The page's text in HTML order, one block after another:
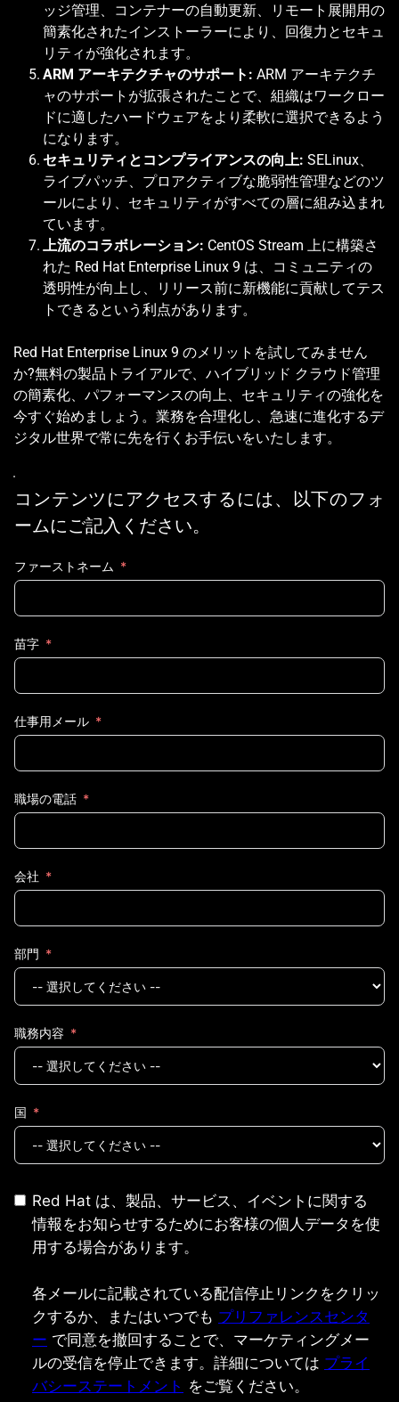
ッジ管理、コンテナーの自動更新、リモート展開用の
簡素化されたインストーラーにより、回復力とセキュ
リティが強化されます。
ARM アーキテクチャのサポート: ARM アーキテクチ
ャのサポートが拡張されたことで、組織はワークロー
ドに適したハードウェアをより柔軟に選択できるよう
になります。
セキュリティとコンプライアンスの向上: SELinux、
ライブパッチ、プロアクティブな脆弱性管理などのツ
ールにより、セキュリティがすべての層に組み込まれ
ています。
上流のコラボレーション: CentOS Stream 上に構築さ
れた Red Hat Enterprise Linux 9 は、コミュニティの
透明性が向上し、リリース前に新機能に貢献してテス
トできるという利点があります。
Red Hat Enterprise Linux 9 のメリットを試してみません
か?無料の製品トライアルで、ハイブリッド クラウド管理
の簡素化、パフォーマンスの向上、セキュリティの強化を
今すぐ始めましょう。業務を合理化し、急速に進化するデ
ジタル世界で常に先を行くお手伝いをいたします。
コンテンツにアクセスするには、以下のフォ
ームにご記入ください。
ファーストネーム
苗字
仕事用メール
職場の電話
会社
部門
職務内容
国
Red Hat は、製品、サービス、イベントに関する
情報をお知らせするためにお客様の個人データを使
用する場合があります。
各メールに記載されている配信停止リンクをクリッ
クするか、またはいつでも プリファレンスセンタ
ー で同意を撤回することで、マーケティングメー
ルの受信を停止できます。詳細については プライ
バシーステートメント をご覧ください。